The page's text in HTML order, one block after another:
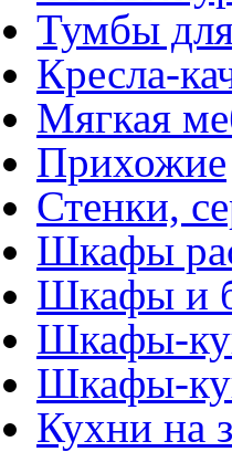
Тумбы
Кресла-
Мягкая
Прихожие
Стенки,
Шкафы
Шкафы и
Шкафы-
Шкафы-
Кухни на